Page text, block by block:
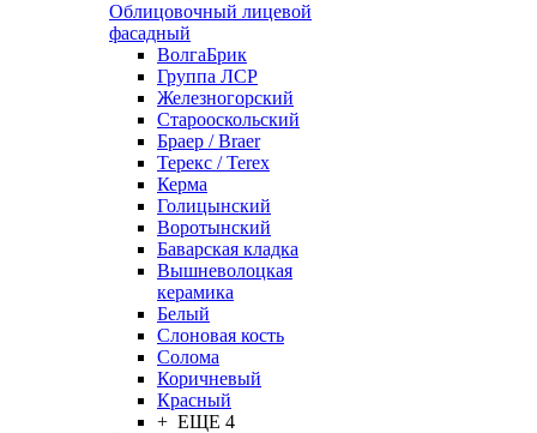
Облицовочный лицевой
фасадный
ВолгаБрик
Группа ЛСР
Железногорский
Старооскольский
Браер / Braer
Терекс / Terex
Керма
Голицынский
Воротынский
Баварская кладка
Вышневолоцкая
керамика
Белый
Слоновая кость
Солома
Коричневый
Красный
+ ЕЩЕ 4